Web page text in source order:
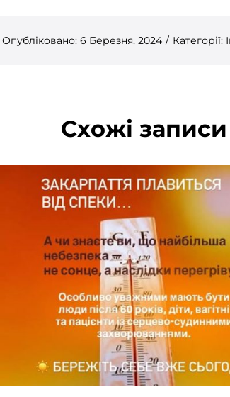
Опубліковано: 6 Березня, 2024 / Категорії:
Схожі записи